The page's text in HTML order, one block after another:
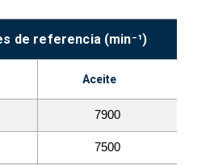
de referencia (min⁻¹)
Aceite
7900
7500